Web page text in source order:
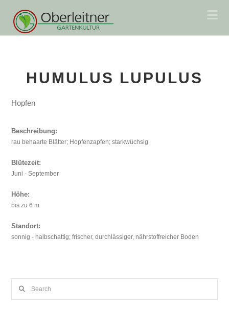
HUMULUS LUPULUS
Hopfen
Beschreibung:
rau behaarte Blätter; Hopfenzapfen; starkwüchsig
Blütezeit:
Juni - September
Höhe:
bis zu 6 m
Standort:
sonnig - halbschattig; frischer, durchlässiger, nährstoffreicher Boden